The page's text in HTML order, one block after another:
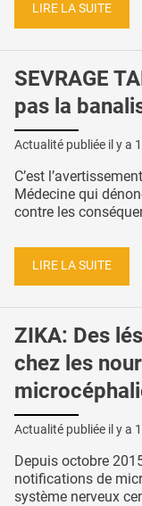
LIRE LA SUITE
SEVRAGE
pas la
Actualité publiée il y a
C’est
Médecine qui
contre les
LIRE LA SUITE
ZIKA: Des
chez les
Actualité publiée il y a
Depuis octobre
notifications de
système nerveux